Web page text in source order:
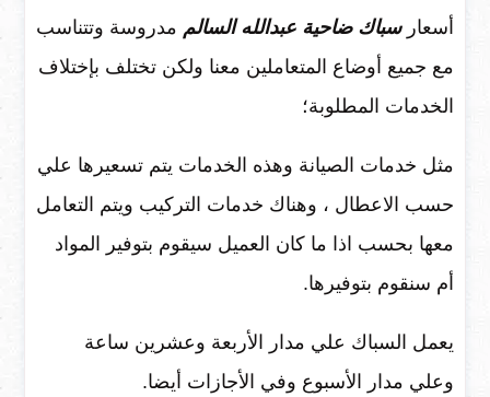
أسعارسباك ضاحية عبدالله السالم مدروسة وتتناسب
مع جميع أوضاع المتعاملين معنا ولكن تختلف بإختلاف
الخدمات المطلوبة؛
مثل خدمات الصيانة وهذه الخدمات يتم تسعيرها علي
حسب الاعطال ، وهناك خدمات التركيب ويتم التعامل
معها بحسب اذا ما كان العميل سيقوم بتوفير المواد
أم سنقوم بتوفيرها.
يعمل السباك علي مدار الأربعة وعشرين ساعة
وعلي مدار الأسبوع وفي الأجازات أيضا.